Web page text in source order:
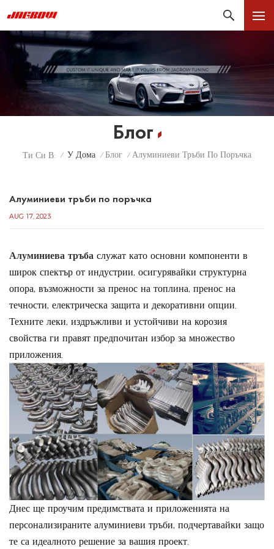
Блог
Ти Си В: / У Дома / Блог / Алуминиеви Тръби По Поръчка
Алуминиеви тръби по поръчка
AUG 17, 2023
Алуминиева тръба служат като основни компоненти в
широк спектър от индустрии, осигурявайки структурна
опора, възможности за пренос на топлина, пренос на
течности, електрическа защита и декоративни опции.
Техните леки, издръжливи и устойчиви на корозия
свойства ги правят предпочитан избор за множество
приложения.
Днес ще проучим предимствата и приложенията на
персонализираните алуминиеви тръби, подчертавайки защо
те са идеалното решение за вашия проект.